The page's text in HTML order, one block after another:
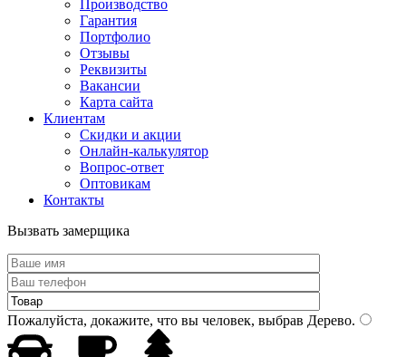
Производство
Гарантия
Портфолио
Отзывы
Реквизиты
Вакансии
Карта сайта
Клиентам
Скидки и акции
Онлайн-калькулятор
Вопрос-ответ
Оптовикам
Контакты
Вызвать замерщика
Пожалуйста, докажите, что вы человек, выбрав Дерево.